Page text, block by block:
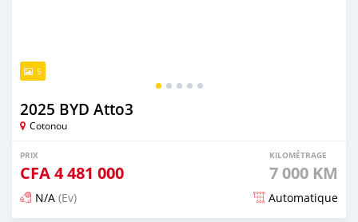
5
2025 BYD Atto3
Cotonou
PRIX
CFA4 481 000
KILOMÉTRAGE
7 000 KM
N/A (Ev) Automatique